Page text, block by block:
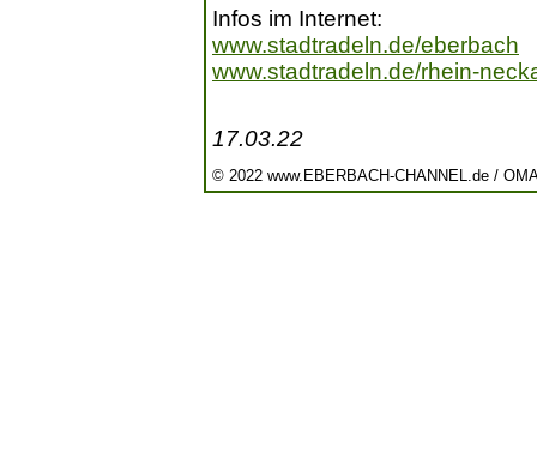
Infos im Internet:
www.stadtradeln.de/eberbach
www.stadtradeln.de/rhein-
17.03.22
© 2022 www.EBERBACH-CHANNEL.de /